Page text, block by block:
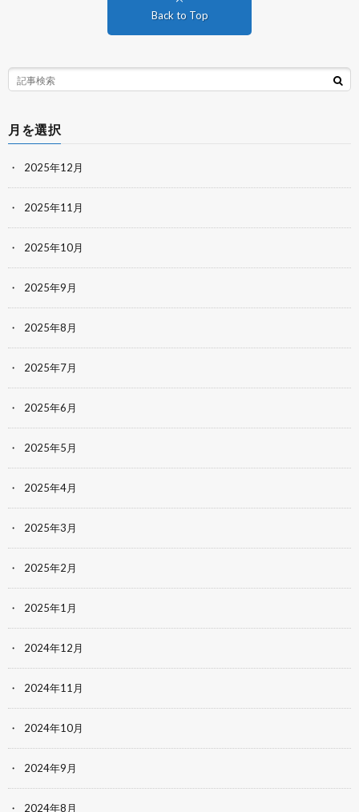
Back to Top
月を選択
2025年12月
2025年11月
2025年10月
2025年9月
2025年8月
2025年7月
2025年6月
2025年5月
2025年4月
2025年3月
2025年2月
2025年1月
2024年12月
2024年11月
2024年10月
2024年9月
2024年8月